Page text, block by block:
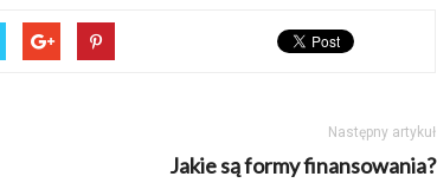
Następny artykuł
Jakie są formy finansowania?